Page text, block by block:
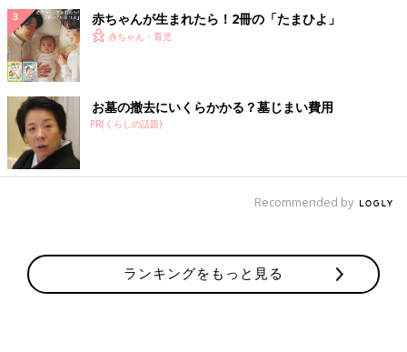
赤ちゃんが生まれたら！2冊の「たまひよ」
赤ちゃん・育児
お墓の撤去にいくらかかる？墓じまい費用
PR(くらしの話題)
Recommended by
ランキングをもっと見る